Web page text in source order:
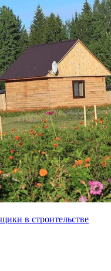
в строительстве